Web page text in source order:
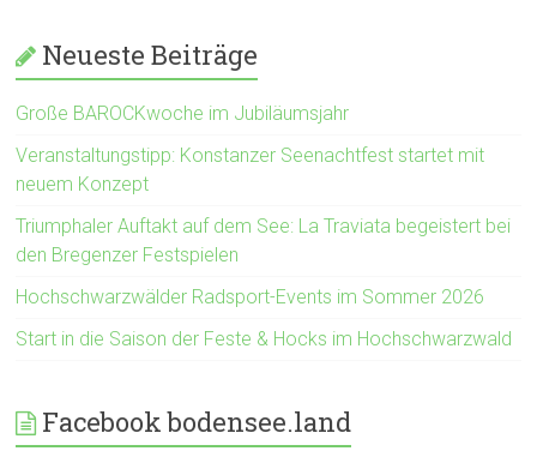
Neueste Beiträge
Große BAROCKwoche im Jubiläumsjahr
Veranstaltungstipp: Konstanzer Seenachtfest startet mit
neuem Konzept
Triumphaler Auftakt auf dem See: La Traviata begeistert bei
den Bregenzer Festspielen
Hochschwarzwälder Radsport-Events im Sommer 2026
Start in die Saison der Feste & Hocks im Hochschwarzwald
Facebook bodensee.land